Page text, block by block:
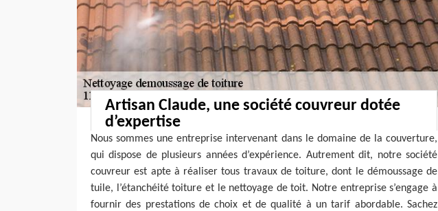
Artisan Claude, une société couvreur dotée
d’expertise
Nous sommes une entreprise intervenant dans le domaine de la couverture,
qui dispose de plusieurs années d’expérience. Autrement dit, notre société
couvreur est apte à réaliser tous travaux de toiture, dont le démoussage de
tuile, l’étanchéité toiture et le nettoyage de toit. Notre entreprise s’engage à
fournir des prestations de choix et de qualité à un tarif abordable. Sachez